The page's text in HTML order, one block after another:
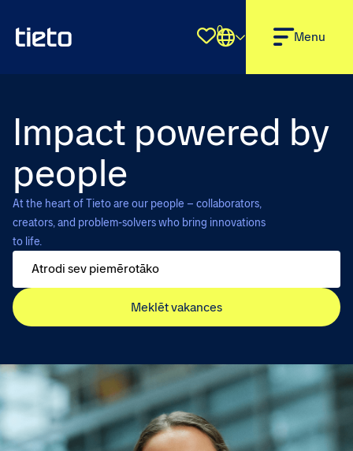
Shortlist
0 Menu
Impact powered by
people
At the heart of Tieto are our people – collaborators,
creators, and problem-solvers who bring innovations
to life.
Meklēt vakances